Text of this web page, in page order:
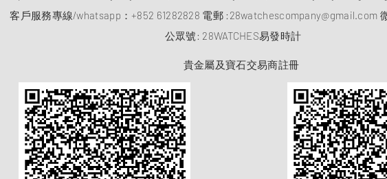
客戶服務專線/whatsapp：+852 61282828 電郵 : 28watchescompany@gmail.com
​公眾號: 28WATCHES易發時計
貴金屬及寶石交易商註冊